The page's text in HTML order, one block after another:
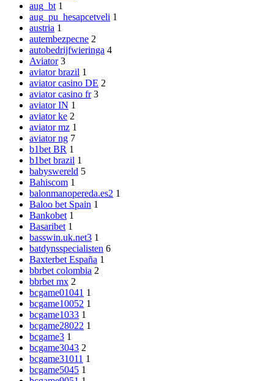
aug_bt 1
aug_pu_hesapcetveli 1
austria 1
autembezpecne 2
autobedrijfwieringa 4
Aviator 3
aviator brazil 1
aviator casino DE 2
aviator casino fr 3
aviator IN 1
aviator ke 2
aviator mz 1
aviator ng 7
b1bet BR 1
b1bet brazil 1
babyswereld 5
Bahiscom 1
balonmanopereda.es2 1
Baloo bet Spain 1
Bankobet 1
Basaribet 1
basswin.uk.net3 1
batdynsspecialisten 6
Baxterbet España 1
bbrbet colombia 2
bbrbet mx 2
bcgame01041 1
bcgame10052 1
bcgame1033 1
bcgame28022 1
bcgame3 1
bcgame3043 2
bcgame31011 1
bcgame5045 1